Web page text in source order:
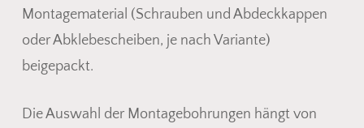
Montagematerial (Schrauben und Abdeckkappen
oder Abklebescheiben, je nach Variante)
beigepackt.
Die Auswahl der Montagebohrungen hängt von